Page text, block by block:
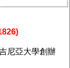
尼亞大學創辦